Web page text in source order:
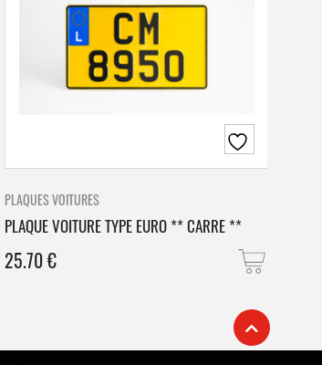
PLAQUES VOITURES
PLAQUE VOITURE TYPE EURO ** CARRE **
25.70€